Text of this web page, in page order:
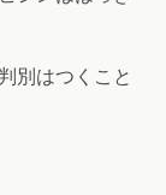
別はつくこと